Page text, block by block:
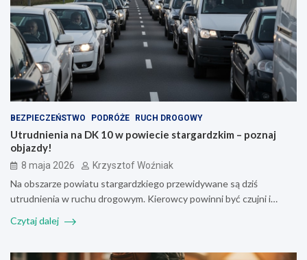
BEZPIECZEŃSTWO PODRÓŻE RUCH DROGOWY
Utrudnienia na DK 10 w powiecie stargardzkim – poznaj
objazdy!
8 maja 2026 Krzysztof Woźniak
Na obszarze powiatu stargardzkiego przewidywane są dziś
utrudnienia w ruchu drogowym. Kierowcy powinni być czujni i…
Czytaj dalej